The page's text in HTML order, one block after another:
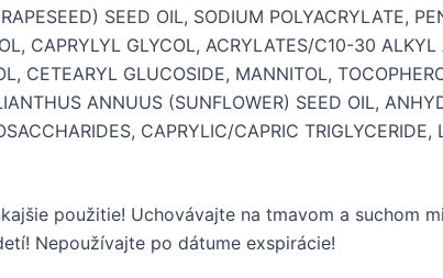
SEED OIL, SODIUM POLYACRYLATE,
CAPRYLYL GLYCOL, ACRYLATES/C10-30 ALKYL
CETEARYL GLUCOSIDE, MANNITOL,
ANNUUS (SUNFLOWER) SEED OIL,
CAPRYLIC/CAPRIC
použitie! Uchovávajte na tmavom a suchom
Nepoužívajte po dátume exspirácie!